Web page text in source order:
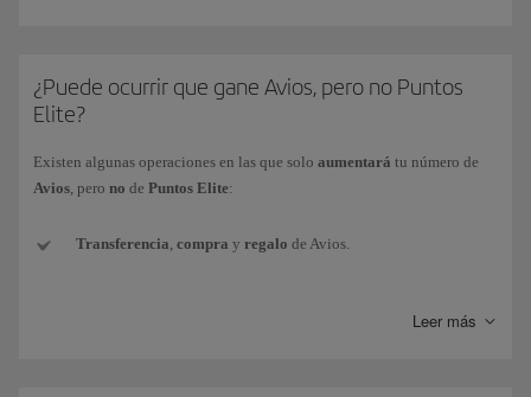
obtienen al adquirirbilletes con Avios.
* El Grupo Iberia está formado por Iberia, Iberia Regional/Air Nostrum e
Iberia Express).
plástico y la puedes obtener inmediatamente en tu dispositivo móvil.
¿Puede ocurrir que gane Avios, pero no Puntos
Elite?
Existen algunas operaciones en las que solo aumentará tu número de
Avios, pero no de Puntos Elite:
Transferencia, compra y regalo de Avios.
Leer más